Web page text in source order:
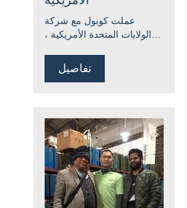
عملت كوبول مع شركة
الولايات المتحدة الأمريكية ،
وخدمة تصميم الشعار المجانية
وخدمة تطوير القوالب
تفاصيل